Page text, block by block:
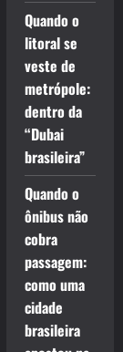
Quando o
litoral se
veste de
metrópole:
dentro da
“Dubai
brasileira”
Quando o
ônibus não
cobra
passagem:
como uma
cidade
brasileira